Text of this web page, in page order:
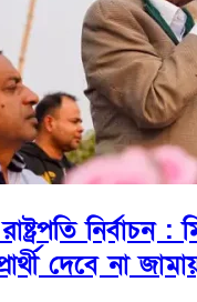
নির্বাচন
দেবে না